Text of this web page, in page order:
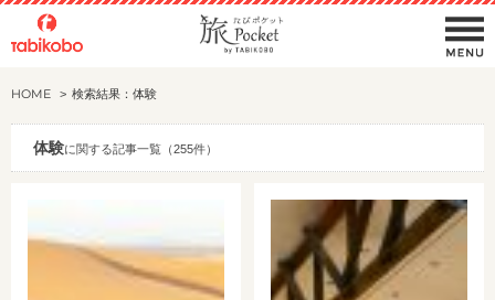
HOME 検索結果：体験
体験に関する記事一覧（255件）